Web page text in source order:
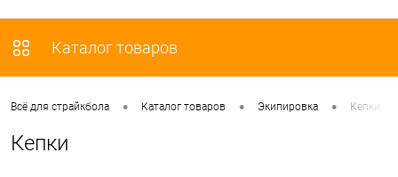
Каталог товаров
Всё для страйкбола • Каталог товаров • Экипировка • Кепки
Кепки